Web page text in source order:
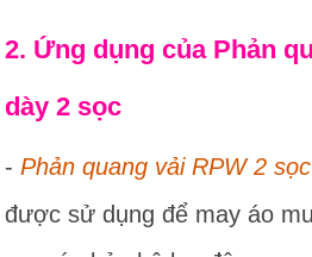
2. Ứng dụng của Phản
dày 2 sọc
-Phản quang vải RPW 2
được sử dụng để may áo